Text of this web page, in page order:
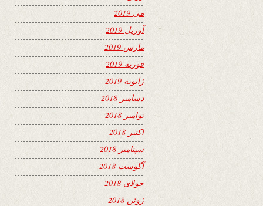
می 2019
آوریل 2019
مارس 2019
فوریه 2019
ژانویه 2019
دسامبر 2018
نوامبر 2018
اکتبر 2018
سپتامبر 2018
آگوست 2018
جولای 2018
ژوئن 2018